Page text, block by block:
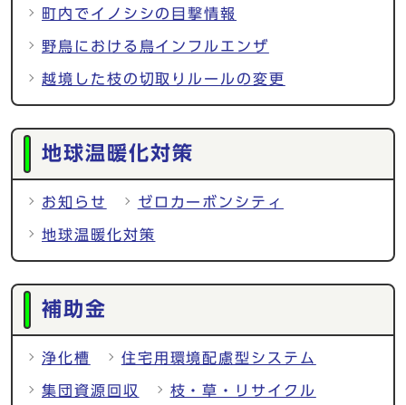
町内でイノシシの目撃情報
野鳥における鳥インフルエンザ
越境した枝の切取りルールの変更
地球温暖化対策
お知らせ ゼロカーボンシティ
地球温暖化対策
補助金
浄化槽 住宅用環境配慮型システム
集団資源回収 枝・草・リサイクル